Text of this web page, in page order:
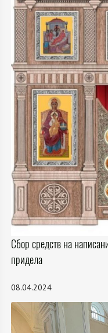
Сбор средств на
придела
08.04.2024